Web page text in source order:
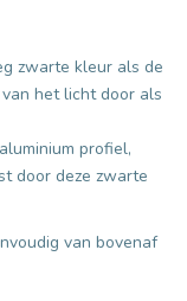
zwarte kleur als de
het licht door als
profiel,
door deze zwarte
van bovenaf